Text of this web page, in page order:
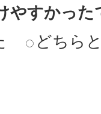
やすかった
どちら